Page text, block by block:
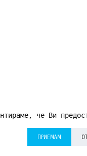
че Ви
ПРИЕМАМ